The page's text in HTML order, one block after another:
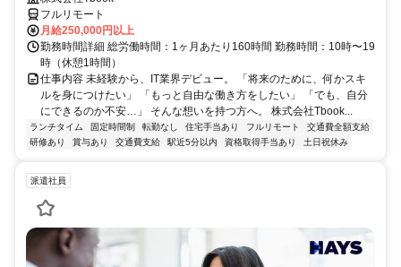
フルリモート
月給250,000円以上
勤務時間詳細 総労働時間：1ヶ月あたり160時間 勤務時間：10時〜19
時（休憩1時間）
仕事内容 未経験から、IT業界デビュー。 「将来のために、何かスキ
ルを身につけたい」 「もっと自由な働き方をしたい」 「でも、自分
にできるのか不安…」 そんな想いを持つ方へ。 株式会社Tbook...
ランチタイム 固定時間制 転勤なし 住宅手当あり フルリモート
交通費全額支給
研修あり
賞与あり 交通費支給 駅近5分以内 資格取得手当あり 土日祝休み
派遣社員